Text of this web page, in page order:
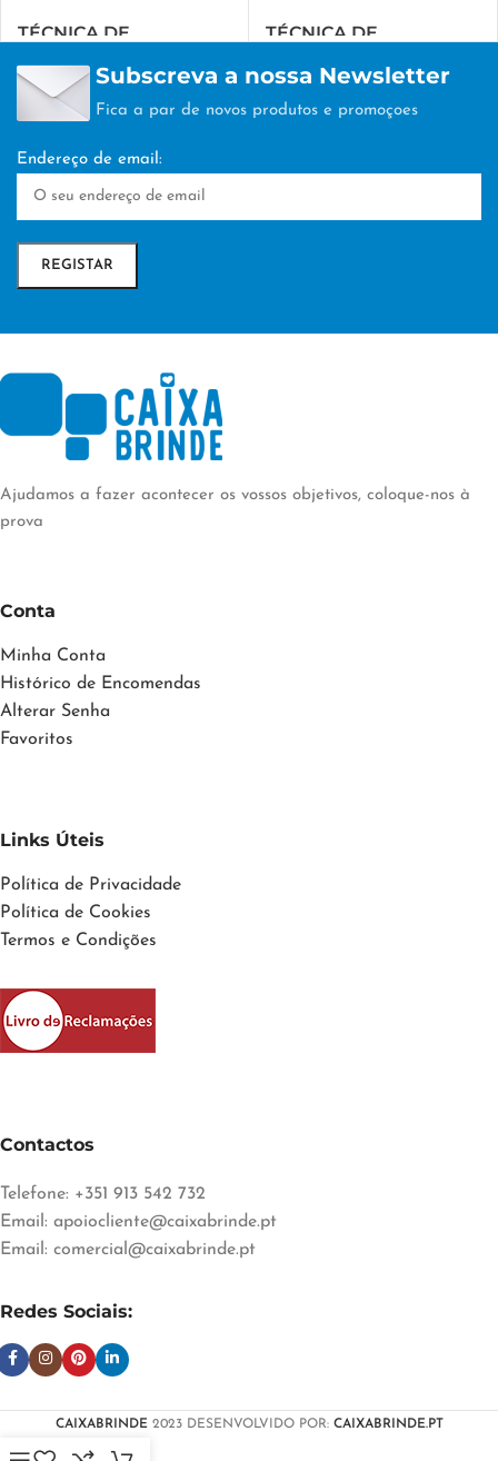
TÉCNICA DE
TAMPOGRAFIA
TÉCNICA DE
TAMPOGRAFIA
Subscreva a nossa Newsletter
Fica a par de novos produtos e promoçoes
Endereço de email:
Ajudamos a fazer acontecer os vossos objetivos, coloque-nos à
prova
Conta
Minha Conta
Histórico de Encomendas
Alterar Senha
Favoritos
Links Úteis
Política de Privacidade
Política de Cookies
Termos e Condições
Contactos
Telefone: +351 913 542 732
Email: apoiocliente@caixabrinde.pt
Email: comercial@caixabrinde.pt
Redes Sociais:
CAIXABRINDE 2023 DESENVOLVIDO POR: CAIXABRINDE.PT